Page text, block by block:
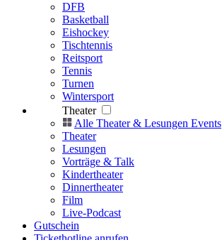
DFB
Basketball
Eishockey
Tischtennis
Reitsport
Tennis
Turnen
Wintersport
Theater
Alle Theater & Lesungen Events
Theater
Lesungen
Vorträge & Talk
Kindertheater
Dinnertheater
Film
Live-Podcast
Gutschein